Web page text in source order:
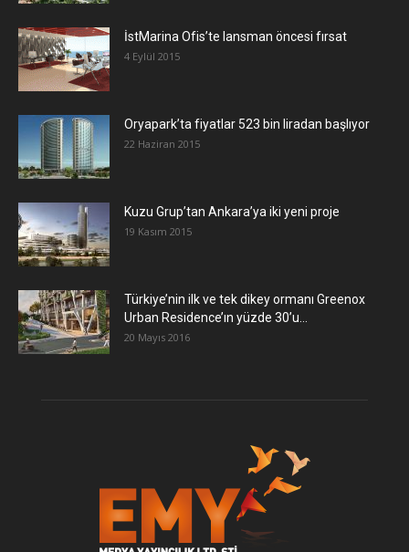
İstMarina Ofis’te lansman öncesi fırsat
4 Eylül 2015
Oryapark’ta fiyatlar 523 bin liradan başlıyor
22 Haziran 2015
​Kuzu Grup’tan Ankara’ya iki yeni proje
19 Kasım 2015
Türkiye’nin ilk ve tek dikey ormanı Greenox
Urban Residence’ın yüzde 30’u...
20 Mayıs 2016